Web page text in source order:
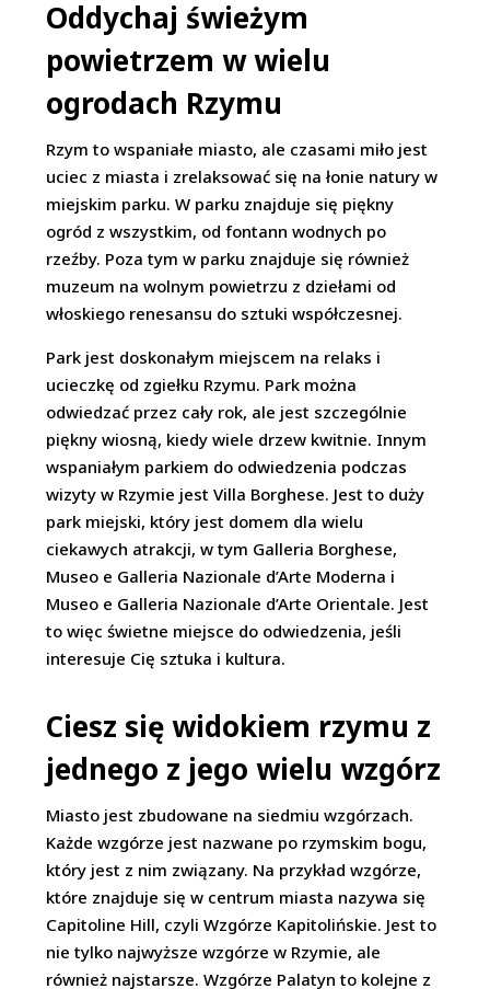
Oddychaj świeżym
powietrzem w wielu
ogrodach Rzymu
Rzym to wspaniałe miasto, ale czasami miło jest
uciec z miasta i zrelaksować się na łonie natury w
miejskim parku. W parku znajduje się piękny
ogród z wszystkim, od fontann wodnych po
rzeźby. Poza tym w parku znajduje się również
muzeum na wolnym powietrzu z dziełami od
włoskiego renesansu do sztuki współczesnej.
Park jest doskonałym miejscem na relaks i
ucieczkę od zgiełku Rzymu. Park można
odwiedzać przez cały rok, ale jest szczególnie
piękny wiosną, kiedy wiele drzew kwitnie. Innym
wspaniałym parkiem do odwiedzenia podczas
wizyty w Rzymie jest Villa Borghese. Jest to duży
park miejski, który jest domem dla wielu
ciekawych atrakcji, w tym Galleria Borghese,
Museo e Galleria Nazionale d’Arte Moderna i
Museo e Galleria Nazionale d’Arte Orientale. Jest
to więc świetne miejsce do odwiedzenia, jeśli
interesuje Cię sztuka i kultura.
Ciesz się widokiem rzymu z
jednego z jego wielu wzgórz
Miasto jest zbudowane na siedmiu wzgórzach.
Każde wzgórze jest nazwane po rzymskim bogu,
który jest z nim związany. Na przykład wzgórze,
które znajduje się w centrum miasta nazywa się
Capitoline Hill, czyli Wzgórze Kapitolińskie. Jest to
nie tylko najwyższe wzgórze w Rzymie, ale
również najstarsze. Wzgórze Palatyn to kolejne z